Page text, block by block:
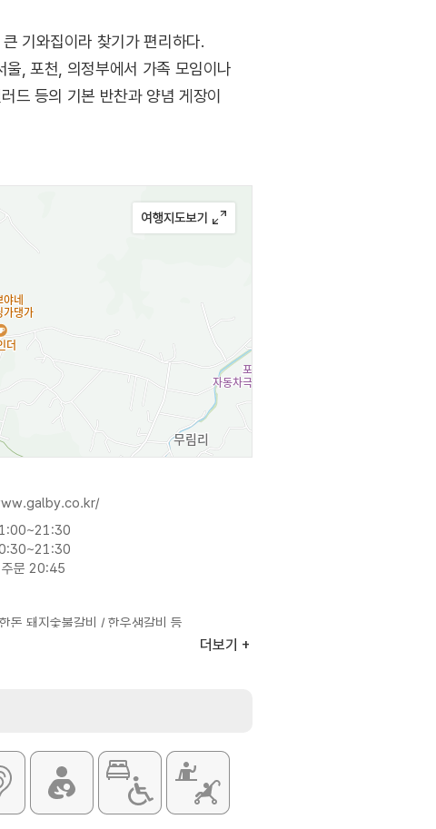
기와집이라 찾기가 편리하다.
, 포천, 의정부에서 가족 모임이나
드 등의 기본 반찬과 양념 게장이
문 20:45
돈 돼지숯불갈비 / 한우생갈비 등
더보기